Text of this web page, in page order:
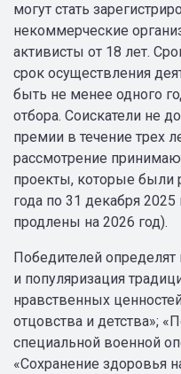
могут стать
некоммерческие
активисты от 18 лет.
срок осуществления
быть не менее одного
отбора. Соискатели не
премии в течение трех
рассмотрение
проекты, которые были
года по 31 декабря
продлены на 2026 год).
Победителей
и популяризация
нравственных
отцовства и детства»;
специальной военной
«Сохранение здоровья